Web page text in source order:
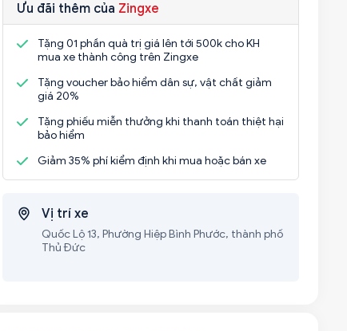
Ưu đãi thêm của Zingxe
Tặng 01 phần quà trị giá lên tới 500k cho KH
mua xe thành công trên Zingxe
Tặng voucher bảo hiểm dân sự, vật chất giảm
giá 20%
Tặng phiếu miễn thưởng khi thanh toán thiệt hại
bảo hiểm
Giảm 35% phí kiểm định khi mua hoặc bán xe
Vị trí xe
Quốc Lộ 13, Phường Hiệp Bình Phước, thành phố
Thủ Đức